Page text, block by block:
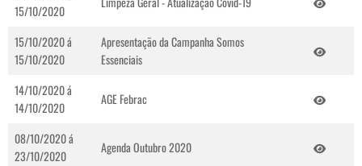
15/10/2020
15/10/2020 á
15/10/2020
Apresentação da Campanha Somos
Essenciais
14/10/2020 á
14/10/2020
AGE Febrac
08/10/2020 á
23/10/2020
Agenda Outubro 2020